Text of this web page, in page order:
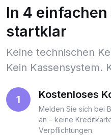
In 4
startklar
Keine technischen
Kein Kassensystem.
1 Kostenloses
Melden Sie sich bei
an – keine
Verpflichtungen.